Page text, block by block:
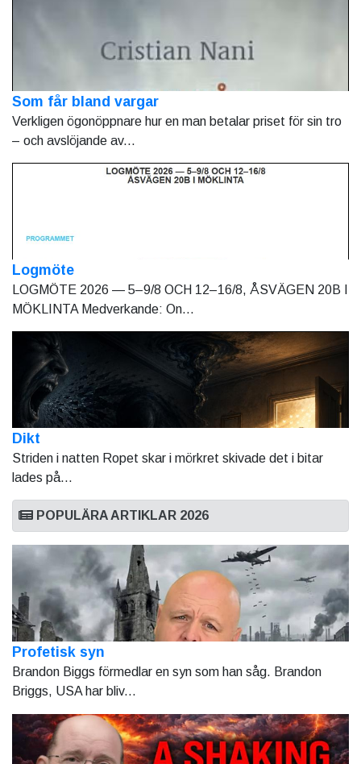
Som får bland vargar
Verkligen ögonöppnare hur en man betalar priset för sin tro
– och avslöjande av...
Logmöte
LOGMÖTE 2026 — 5–9/8 OCH 12–16/8, ÅSVÄGEN 20B I
MÖKLINTA Medverkande: On...
Dikt
Striden i natten Ropet skar i mörkret skivade det i bitar
lades på...
POPULÄRA ARTIKLAR 2026
Profetisk syn
Brandon Biggs förmedlar en syn som han såg. Brandon
Briggs, USA har bliv...